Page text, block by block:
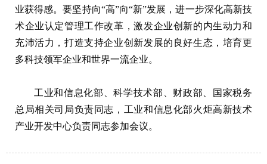
业获得感。要坚持向“高”向“新”发展，进一步深化高新技
术企业认定管理工作改革，激发企业创新的内生动力和
充沛活力，打造支持企业创新发展的良好生态，培育更
多科技领军企业和世界一流企业。
工业和信息化部、科学技术部、财政部、国家税务
总局相关司局负责同志，工业和信息化部火炬高新技术
产业开发中心负责同志参加会议。